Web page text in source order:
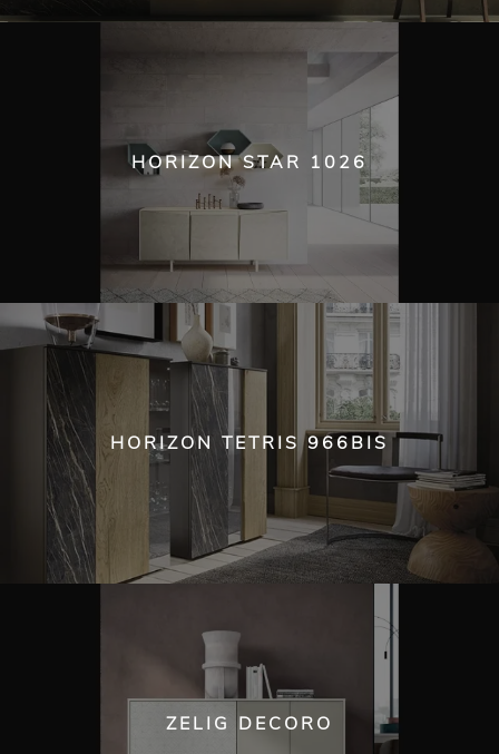
HORIZON STAR 1026
HORIZON TETRIS 966BIS
ZELIG DECORO